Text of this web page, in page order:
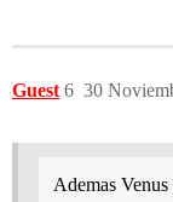
Guest 30
6
Ademas